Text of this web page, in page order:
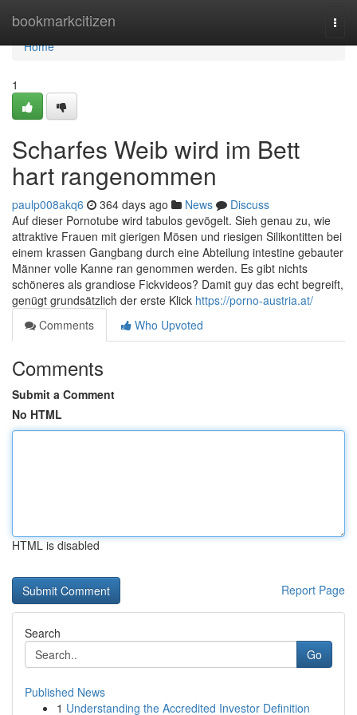
bookmarkcitizen
Home
Home
1
Scharfes Weib wird im Bett
hart rangenommen
paulp008akq6 364 days ago News
Discuss
Auf dieser Pornotube wird tabulos gevögelt. Sieh genau zu, wie
attraktive Frauen mit gierigen Mösen und riesigen Silikontitten bei
einem krassen Gangbang durch eine Abteilung intestine gebauter
Männer volle Kanne ran genommen werden. Es gibt nichts
schöneres als grandiose Fickvideos? Damit guy das echt begreift,
genügt grundsätzlich der erste Klick https://porno-austria.at/
Comments
Who Upvoted
Comments
Submit a Comment
No HTML
HTML is disabled
Report Page
Search
Go
Published News
1 Understanding the Accredited Investor Definition